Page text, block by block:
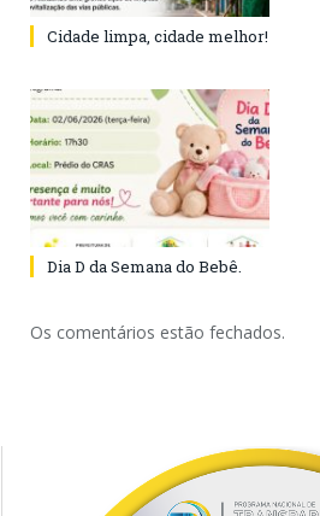
Cidade limpa, cidade melhor!
Dia D da Semana do Bebê.
Os comentários estão fechados.